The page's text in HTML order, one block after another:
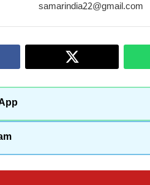
samarindia22@gmail.com